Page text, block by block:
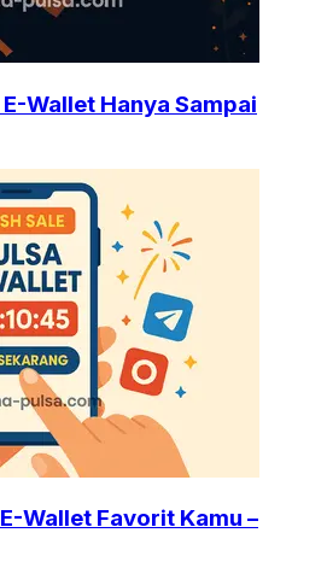
Wallet Hanya Sampai
Wallet Favorit Kamu –